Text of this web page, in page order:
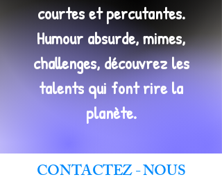
courtes et percutantes.
Humour absurde, mimes,
challenges, découvrez les
talents qui font rire la
planète.
CONTACTEZ - NOUS